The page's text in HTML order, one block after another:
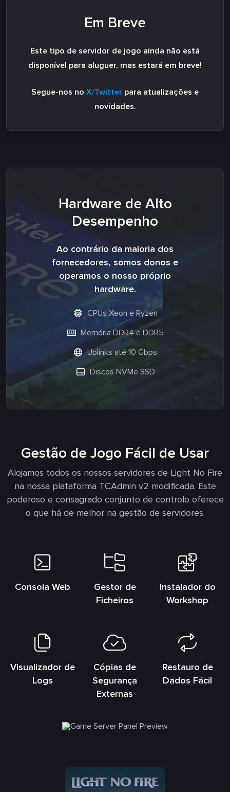
Em Breve
Este tipo de servidor de jogo ainda não está
disponível para aluguer, mas estará em breve!
Segue-nos no X/Twitter para atualizações e
novidades.
Hardware de Alto
Desempenho
Ao contrário da maioria dos
fornecedores, somos donos e
operamos o nosso próprio
hardware.
CPUs Xeon e Ryzen
Memória DDR4 e DDR5
Uplinks até 10 Gbps
Discos NVMe SSD
Gestão de Jogo Fácil de Usar
Alojamos todos os nossos servidores de Light No Fire
na nossa plataforma TCAdmin v2 modificada. Este
poderoso e consagrado conjunto de controlo oferece
o que há de melhor na gestão de servidores.
Consola Web
Gestor de
Ficheiros
Instalador do
Workshop
Visualizador de
Logs
Cópias de
Segurança
Externas
Restauro de
Dados Fácil